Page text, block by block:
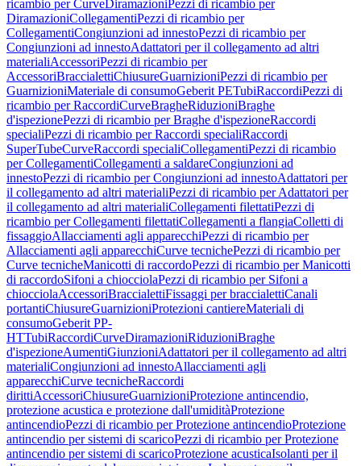
ricambio per CurveDiramazioniPezzi di ricambio per
DiramazioniCollegamentiPezzi di ricambio per
CollegamentiCongiunzioni ad innestoPezzi di ricambio per
Congiunzioni ad innestoAdattatori per il collegamento ad altri
materialiAccessoriPezzi di ricambio per
AccessoriBraccialettiChiusureGuarnizioniPezzi di ricambio per
GuarnizioniMateriale di consumoGeberit PETubiRaccordiPezzi di
ricambio per RaccordiCurveBragheRiduzioniBraghe
d'ispezionePezzi di ricambio per Braghe d'ispezioneRaccordi
specialiPezzi di ricambio per Raccordi specialiRaccordi
SuperTubeCurveRaccordi specialiCollegamentiPezzi di ricambio
per CollegamentiCollegamenti a saldareCongiunzioni ad
innestoPezzi di ricambio per Congiunzioni ad innestoAdattatori per
il collegamento ad altri materialiPezzi di ricambio per Adattatori per
il collegamento ad altri materialiCollegamenti filettatiPezzi di
ricambio per Collegamenti filettatiCollegamenti a flangiaColletti di
fissaggioAllacciamenti agli apparecchiPezzi di ricambio per
Allacciamenti agli apparecchiCurve tecnichePezzi di ricambio per
Curve tecnicheManicotti di raccordoPezzi di ricambio per Manicotti
di raccordoSifoni a chiocciolaPezzi di ricambio per Sifoni a
chiocciolaAccessoriBraccialettiFissaggi per braccialettiCanali
portantiChiusureGuarnizioniProtezioni cantiereMateriali di
consumoGeberit PP-
HTTubiRaccordiCurveDiramazioniRiduzioniBraghe
d'ispezioneAumentiGiunzioniAdattatori per il collegamento ad altri
materialiCongiunzioni ad innestoAllacciamenti agli
apparecchiCurve tecnicheRaccordi
dirittiAccessoriChiusureGuarnizioniProtezione antincendio,
protezione acustica e protezione dall'umiditàProtezione
antincendioPezzi di ricambio per Protezione antincendioProtezione
antincendio per sistemi di scaricoPezzi di ricambio per Protezione
antincendio per sistemi di scaricoProtezione acusticaIsolanti per il